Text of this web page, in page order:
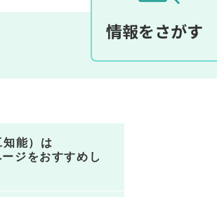
情報をさがす
能）は
ジをおすすめし